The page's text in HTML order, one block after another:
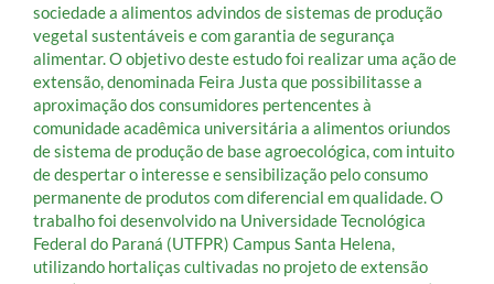
sociedade a alimentos advindos de sistemas de produção
vegetal sustentáveis e com garantia de segurança
alimentar. O objetivo deste estudo foi realizar uma ação de
extensão, denominada Feira Justa que possibilitasse a
aproximação dos consumidores pertencentes à
comunidade acadêmica universitária a alimentos oriundos
de sistema de produção de base agroecológica, com intuito
de despertar o interesse e sensibilização pelo consumo
permanente de produtos com diferencial em qualidade. O
trabalho foi desenvolvido na Universidade Tecnológica
Federal do Paraná (UTFPR) Campus Santa Helena,
utilizando hortaliças cultivadas no projeto de extensão